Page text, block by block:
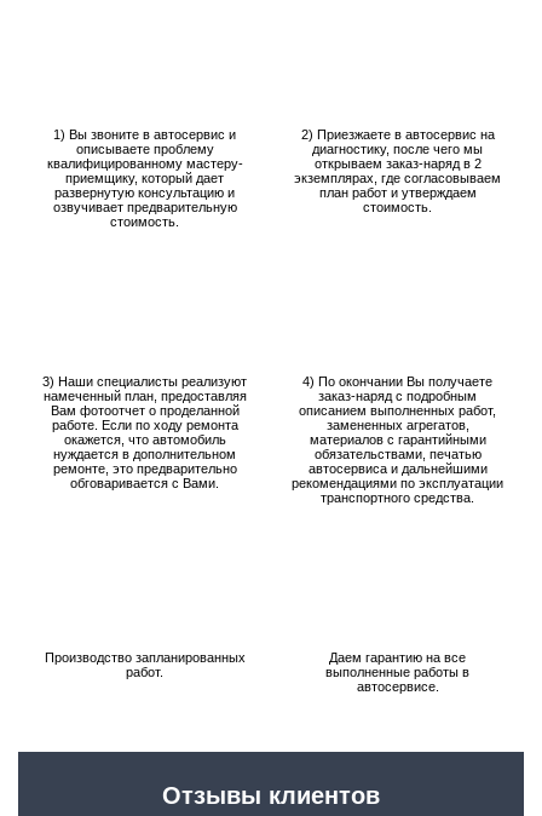
1) Вы звоните в автосервис и
описываете проблему
квалифицированному мастеру-
приемщику, который дает
развернутую консультацию и
озвучивает предварительную
стоимость.
2) Приезжаете в автосервис на
диагностику, после чего мы
открываем заказ-наряд в 2
экземплярах, где согласовываем
план работ и утверждаем
стоимость.
3) Наши специалисты реализуют
намеченный план, предоставляя
Вам фотоотчет о проделанной
работе. Если по ходу ремонта
окажется, что автомобиль
нуждается в дополнительном
ремонте, это предварительно
обговаривается с Вами.
4) По окончании Вы получаете
заказ-наряд с подробным
описанием выполненных работ,
замененных агрегатов,
материалов с гарантийными
обязательствами, печатью
автосервиса и дальнейшими
рекомендациями по эксплуатации
транспортного средства.
Производство запланированных
работ.
Даем гарантию на все
выполненные работы в
автосервисе.
Отзывы клиентов